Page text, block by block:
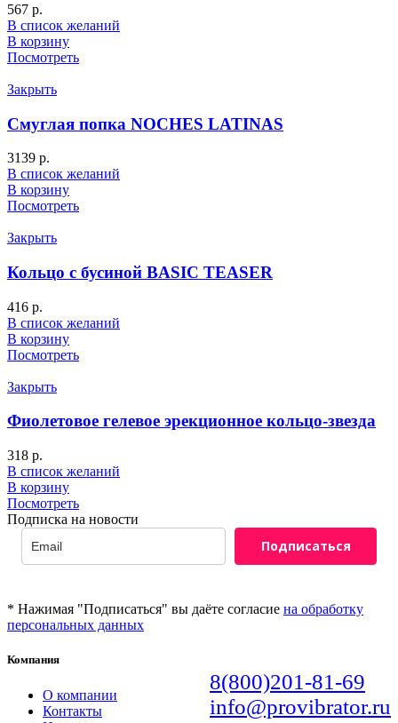
567 р.
В список желаний
В корзину
Посмотреть
Закрыть
Смуглая попка NOCHES LATINAS
3139 р.
В список желаний
В корзину
Посмотреть
Закрыть
Кольцо с бусиной BASIC TEASER
416 р.
В список желаний
В корзину
Посмотреть
Закрыть
Фиолетовое гелевое эрекционное кольцо-звезда
318 р.
В список желаний
В корзину
Посмотреть
Подписка на новости
Подписаться
* Нажимая "Подписаться" вы даёте согласие на обработку
персональных данных
8(800)201-81-69
info@provibrator.ru
Компания
О компании
Контакты